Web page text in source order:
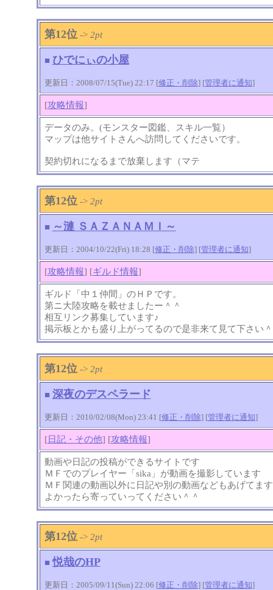
第12位 -> 2pt
■ ひでにぃの小屋
更新日：2008/07/15(Tue) 22:17 [修正・削除] [管理者に通知]
[攻略情報]
データのみ。(モンスター図鑑、スキル一覧）
マップは他サイトさんへ訪問してくださいです。
契約切れになるまで放棄します（マテ
第12位 -> 2pt
■ ～漣 ＳＡＺＡＮＡＭＩ～
更新日：2004/10/22(Fri) 18:28 [修正・削除] [管理者に通知]
[攻略情報] [ギルド情報]
ギルド「中１仲間」のＨＰです。
第ニ大陸攻略を載せましたー＾＾
相互リンク募集しています♪
掲示板とかも盛り上がってるので是非来て見て下さい
第12位 -> 2pt
■ 深夜のデスペラード
更新日：2010/02/08(Mon) 23:41 [修正・削除] [管理者に通知]
[日記・その他] [攻略情報]
動画や日記の投稿ができるサイトです
ＭＦでのプレイヤー「sika」が動画を撮影しています
ＭＦ関連の動画以外に日記や別の動画などもあげてま
よかったら寄っていってください＾＾
第12位 -> 2pt
■ 悦哉のHP
更新日：2005/09/11(Sun) 22:06 [修正・削除] [管理者に通知]